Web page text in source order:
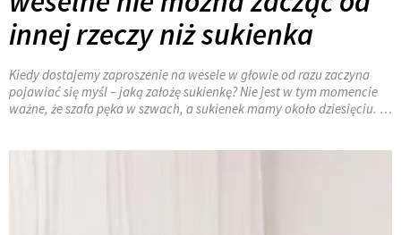
innej rzeczy niż sukienka
Kiedy dostajemy zaproszenie na wesele w głowie od razu zaczyna
pojawiać się myśl – jaką założę sukienkę? Nie jest w tym momencie
ważne, że szafa pęka w szwach, a sukienek mamy około dziesięciu. …